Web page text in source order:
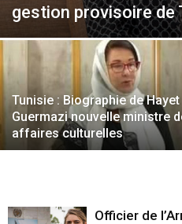
gestion provisoire de
Tunisie : Biographie de
Guermazi nouvelle ministre
affaires culturelles
Officier de